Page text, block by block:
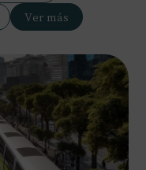
Ver más